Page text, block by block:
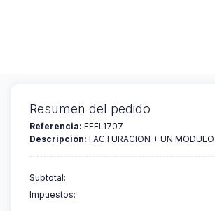
Resumen del pedido
Referencia: FEEL1707
Descripción: FACTURACION + UN
Subtotal:
Impuestos: